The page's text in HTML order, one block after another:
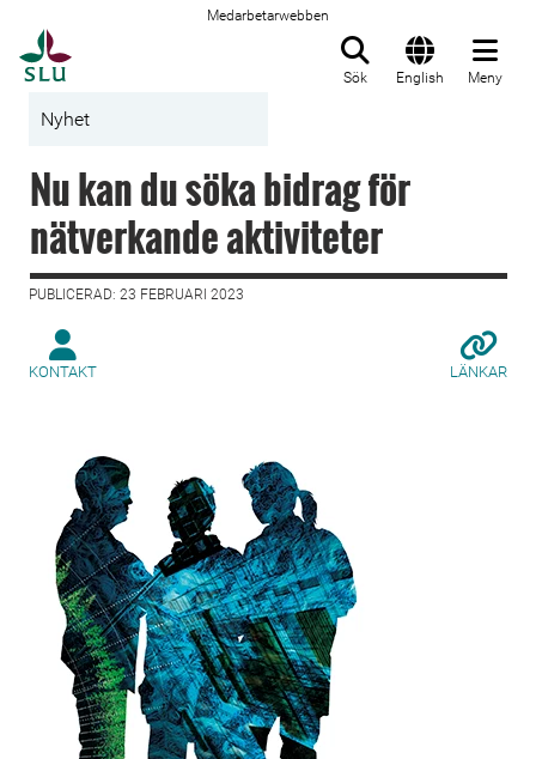
Medarbetarwebben
Sök English Meny
Nyhet
Nu kan du söka bidrag för
nätverkande aktiviteter
PUBLICERAD: 23 FEBRUARI 2023
KONTAKT LÄNKAR